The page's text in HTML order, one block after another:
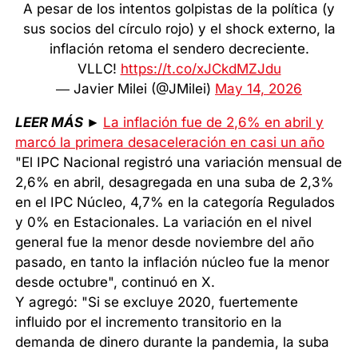
A pesar de los intentos golpistas de la política (y
sus socios del círculo rojo) y el shock externo, la
inflación retoma el sendero decreciente.
VLLC! https://t.co/xJCkdMZJdu
— Javier Milei (@JMilei) May 14, 2026
LEER MÁS ► La inflación fue de 2,6% en abril y
marcó la primera desaceleración en casi un año
"El IPC Nacional registró una variación mensual de
2,6% en abril, desagregada en una suba de 2,3%
en el IPC Núcleo, 4,7% en la categoría Regulados
y 0% en Estacionales. La variación en el nivel
general fue la menor desde noviembre del año
pasado, en tanto la inflación núcleo fue la menor
desde octubre", continuó en X.
Y agregó: "Si se excluye 2020, fuertemente
influido por el incremento transitorio en la
demanda de dinero durante la pandemia, la suba